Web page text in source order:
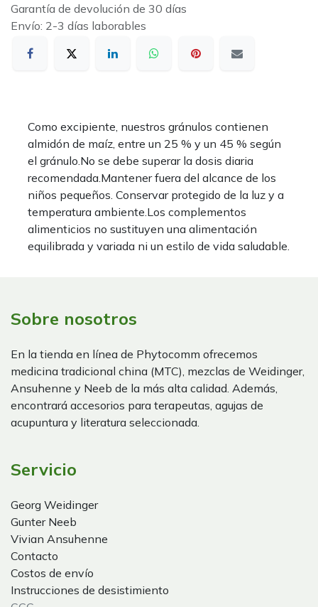
Garantía de devolución de 30 días
Envío: 2-3 días laborables
Como excipiente, nuestros gránulos contienen
almidón de maíz, entre un 25 % y un 45 % según
el gránulo.No se debe superar la dosis diaria
recomendada.Mantener fuera del alcance de los
niños pequeños. Conservar protegido de la luz y a
temperatura ambiente.Los complementos
alimenticios no sustituyen una alimentación
equilibrada y variada ni un estilo de vida saludable.
Sobre nosotros
En la tienda en línea de Phytocomm ofrecemos
medicina tradicional china (MTC), mezclas de Weidinger,
Ansuhenne y Neeb de la más alta calidad. Además,
encontrará accesorios para terapeutas, agujas de
acupuntura y literatura seleccionada.
Servicio
Georg Weidinger
Gunter Neeb
Vivian Ansuhenne
Contacto
Costos de envío
Instrucciones de desistimiento